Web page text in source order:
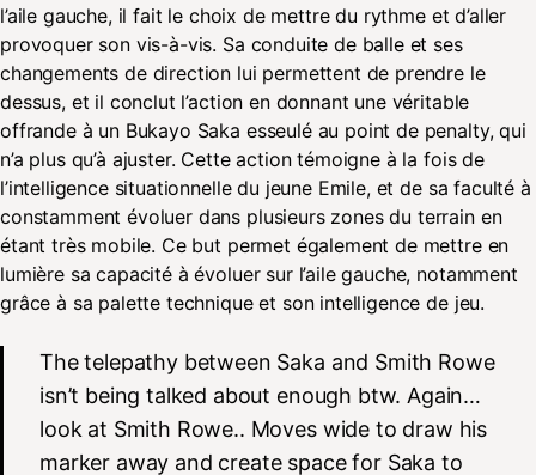
l’aile gauche, il fait le choix de mettre du rythme et d’aller
provoquer son vis-à-vis. Sa conduite de balle et ses
changements de direction lui permettent de prendre le
dessus, et il conclut l’action en donnant une véritable
offrande à un Bukayo Saka esseulé au point de penalty, qui
n’a plus qu’à ajuster. Cette action témoigne à la fois de
l’intelligence situationnelle du jeune Emile, et de sa faculté à
constamment évoluer dans plusieurs zones du terrain en
étant très mobile. Ce but permet également de mettre en
lumière sa capacité à évoluer sur l’aile gauche, notamment
grâce à sa palette technique et son intelligence de jeu.
The telepathy between Saka and Smith Rowe
isn’t being talked about enough btw. Again…
look at Smith Rowe.. Moves wide to draw his
marker away and create space for Saka to